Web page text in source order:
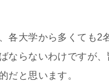
各大学から多くても2
ならないわけですが
だと思います。